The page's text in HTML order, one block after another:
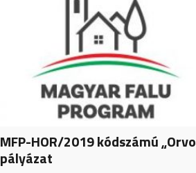
MFP-HOR/2019 kódszámú
pályázat